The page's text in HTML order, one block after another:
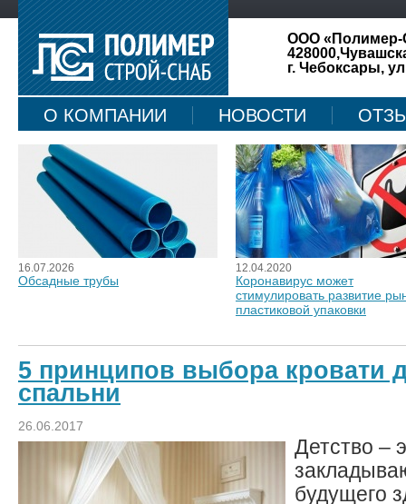
ООО «Полимер-
г. Чебоксары,
О КОМПАНИИ НОВОСТИ
КАРТА САЙТА
16.07.2026
Обсадные трубы
12.04.2020
Коронавирус может
стимулировать развитие
пластиковой упаковки
5 принципов выбора кровати
спальни
26.06.2017
Детство –
будущего